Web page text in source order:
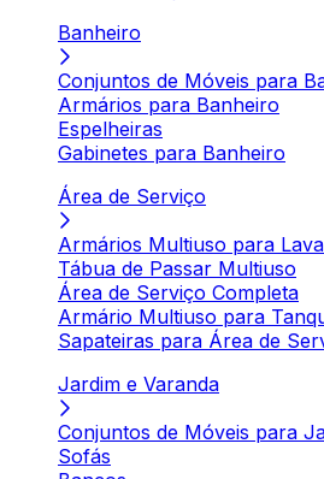
Banheiro
Conjuntos de Móveis para
Armários para Banheiro
Espelheiras
Gabinetes para Banheiro
Área de Serviço
Armários Multiuso para
Tábua de Passar Multiuso
Área de Serviço Completa
Armário Multiuso para
Sapateiras para Área de
Jardim e Varanda
Conjuntos de Móveis para
Sofás